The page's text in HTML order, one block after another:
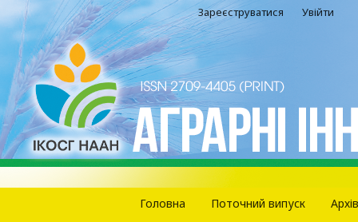
Головна Поточний випуск
Зареєструватися Увійти